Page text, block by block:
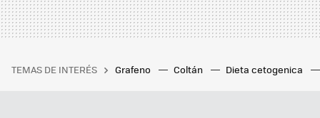
TEMAS DE INTERÉS Grafeno Coltán Dieta cetogenica